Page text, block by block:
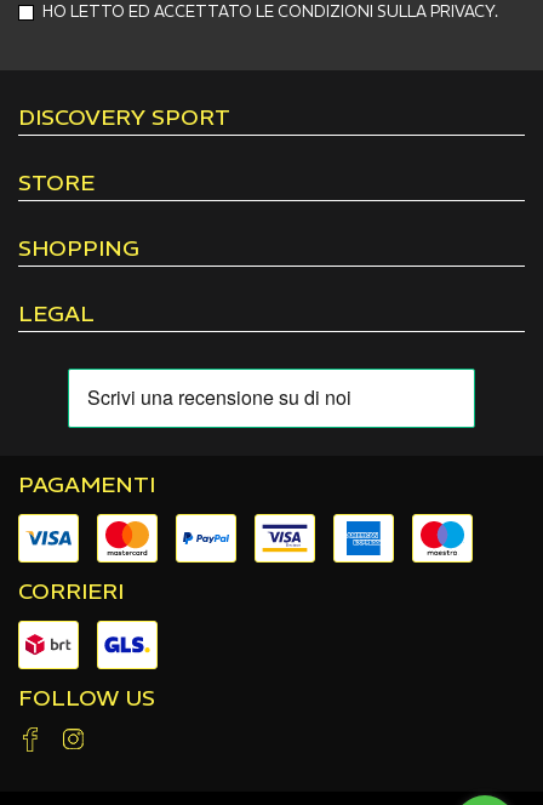
HO LETTO ED ACCETTATO LE CONDIZIONI SULLA PRIVACY.
DISCOVERY SPORT
STORE
SHOPPING
LEGAL
PAGAMENTI
CORRIERI
FOLLOW US